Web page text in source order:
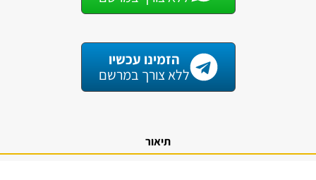
הזמינו עכשיו
ללא צורך במרשם
תיאור